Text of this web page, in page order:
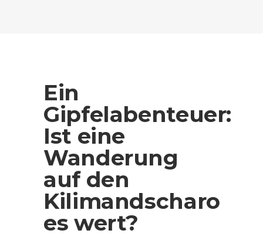
Ein
Gipfelabenteuer:
Ist eine
Wanderung
auf den
Kilimandscharo
es wert?